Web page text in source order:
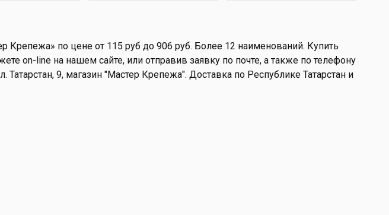
Крепежа» по цене от 115 руб до 906 руб. Более 12 наименований. Купить
on-line на нашем сайте, или отправив заявку по почте, а также по телефону
Татарстан, 9, магазин "Мастер Крепежа". Доставка по Республике Татарстан и